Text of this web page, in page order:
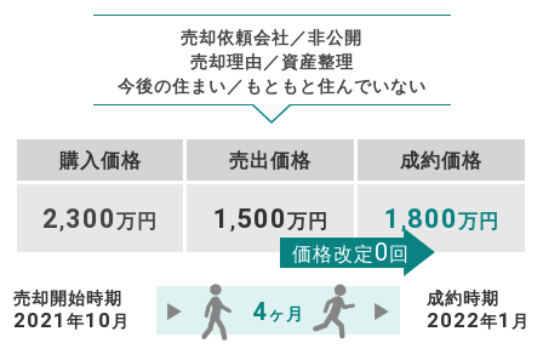
売却依頼会社／非公開
売却理由／資産整理
今後の住まい／もともと住んでいない
購入価格 売出価格 成約価格
2,300万円 1 ,500万円 1 ,800万円
価格改定0回
売却開始時期
2021年10 月 4ヶ月
成約時期
2022年1 月